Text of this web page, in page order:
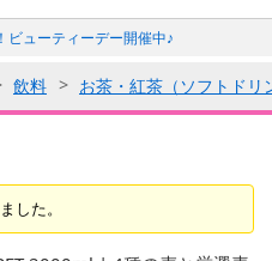
ビューティーデー開催中♪
飲料 お茶・紅茶（ソフトドリ
した。